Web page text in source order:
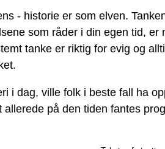
- historie er som elven.
som råder i din egen tid,
tanke er riktig for evig og
i dag, ville folk i beste fall ha
allerede på den tiden fantes